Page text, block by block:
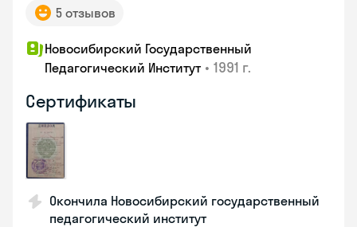
5 отзывов
Новосибирский Государственный
Педагогический Институт • 1991 г.
Сертификаты
Окончила Новосибирский государственный
педагогический институт